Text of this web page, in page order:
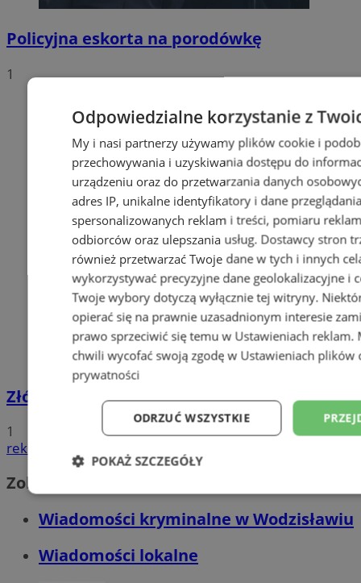
Policyjna eskorta na porodówkę
1
Złóż wniosek o dodatek węglowy
1
reklama
Zobacz również
Wiadomości kryminalne w Wodzisławiu
Wiadomości lokalne
Odpowiedzialne korzystanie z
My i nasi partnerzy używamy plików cookie i
przechowywania i uzyskiwania dostępu do
urządzeniu oraz do przetwarzania danych
adres IP, unikalne identyfikatory i dane
spersonalizowanych reklam i treści, pomiaru
odbiorców oraz ulepszania usług. Dostawcy stron
również przetwarzać Twoje dane w tych i innych
wykorzystywać precyzyjne dane geolokalizacyjne i
Twoje wybory dotyczą wyłącznie tej witryny.
opierać się na prawnie uzasadnionym interesie
prawo sprzeciwić się temu w Ustawieniach reklam.
chwili wycofać swoją zgodę w Ustawieniach plików
prywatności
ODRZUĆ WSZYSTKIE
POKAŻ SZCZEGÓŁY
Niezbędne Wydajność